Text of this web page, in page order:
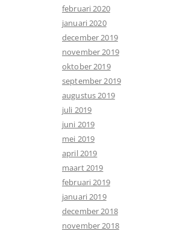
februari 2020
januari 2020
december 2019
november 2019
oktober 2019
september 2019
augustus 2019
juli 2019
juni 2019
mei 2019
april 2019
maart 2019
februari 2019
januari 2019
december 2018
november 2018